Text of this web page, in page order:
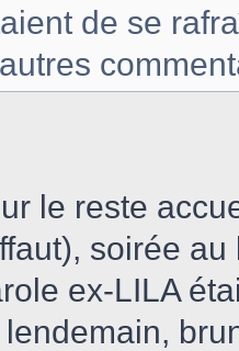
de se
le reste
soirée
ex-LILA
lendemain,